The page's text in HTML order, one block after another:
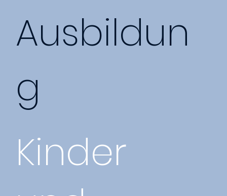
Ausbildun
g
Kinder